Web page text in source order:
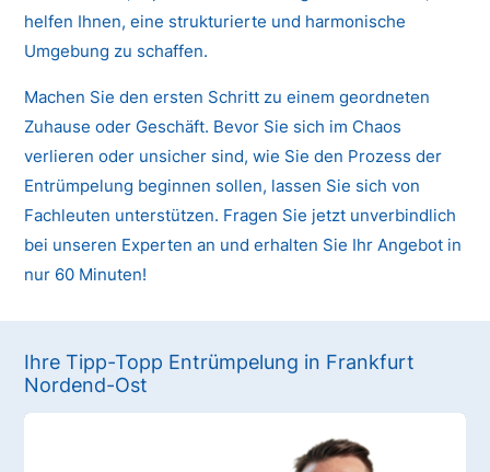
helfen Ihnen, eine strukturierte und harmonische
Umgebung zu schaffen.
Machen Sie den ersten Schritt zu einem geordneten
Zuhause oder Geschäft. Bevor Sie sich im Chaos
verlieren oder unsicher sind, wie Sie den Prozess der
Entrümpelung beginnen sollen, lassen Sie sich von
Fachleuten unterstützen. Fragen Sie jetzt unverbindlich
bei unseren Experten an und erhalten Sie Ihr Angebot in
nur 60 Minuten!
Ihre Tipp-Topp Entrümpelung in Frankfurt
Nordend-Ost